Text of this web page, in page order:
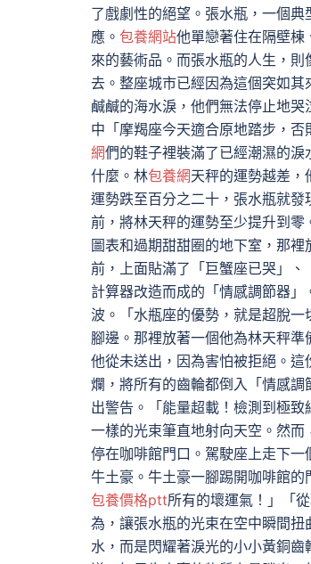
了戲劇性的絕望。張水瓶，一個
應。 包養網站他單戀著住在隔壁棟
來的藝術品。而張水瓶的人生，
去。整座城市已經因為這個突如
鹹鹹的海水淚，他們無法停止地
中「摩羯座今天適合原地踏步，
網們的鞋子裡裝滿了已經潮濕的
什麼。林包養網天秤的運勢越差，
運勢跌至百分之二十，張水瓶就
前，將林天秤的運勢至少提升到
圖表和過期甜甜圈的地下室，那
前，上面貼滿了「巨蟹座已哭」、
計算器改造而成的「情感調節器」
波。「水瓶座的優勢，就是超脫
腳邊。那裡放著一個他為林天秤
他從未送出，因為害怕被拒絕。
爛，將所有的齒輪都倒入「情感
出警告。「能量超載！檢測到極
一樣的光束筆直地射向天空。然
停在咖啡館門口。駕駛座上走下
牛土豪。牛土豪一腳踢開咖啡館
包養價格ptt所有的壞運氣！」「
為，讓張水瓶的光束在空中瞬間
水，而是閃耀著淚光的小小黃銅